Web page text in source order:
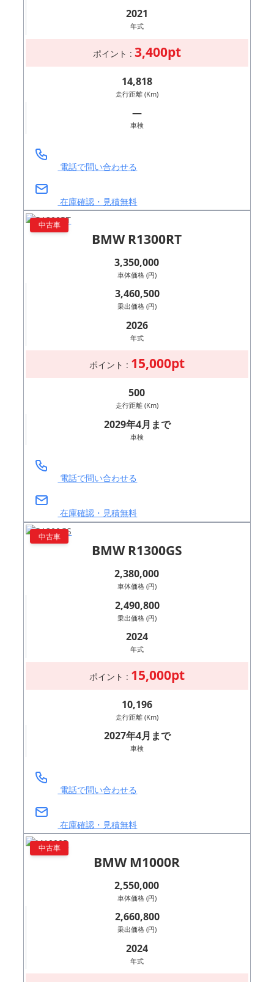
2021
年式
ポイント : 3,400pt
14,818
走行距離 (Km)
―
車検
電話で問い合わせる
在庫確認・見積無料
中古車
BMW R1300RT
3,350,000
車体価格 (円)
3,460,500
乗出価格 (円)
2026
年式
ポイント : 15,000pt
500
走行距離 (Km)
2029年4月まで
車検
電話で問い合わせる
在庫確認・見積無料
中古車
BMW R1300GS
2,380,000
車体価格 (円)
2,490,800
乗出価格 (円)
2024
年式
ポイント : 15,000pt
10,196
走行距離 (Km)
2027年4月まで
車検
電話で問い合わせる
在庫確認・見積無料
中古車
BMW M1000R
2,550,000
車体価格 (円)
2,660,800
乗出価格 (円)
2024
年式